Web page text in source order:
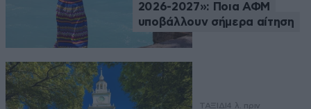
2026-2027»: Ποια ΑΦΜ
υποβάλλουν σήμερα αίτηση
ΤΑΞΙΔΙ4 λ. πριν